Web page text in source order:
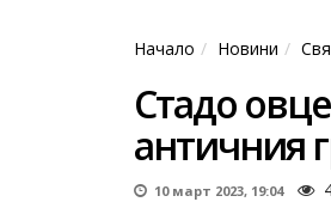
Начало Новини
Стадо
античния
10 март 2023, 19:04